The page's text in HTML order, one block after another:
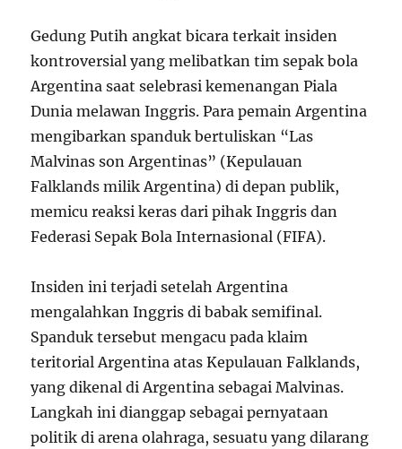
Gedung Putih angkat bicara terkait insiden
kontroversial yang melibatkan tim sepak bola
Argentina saat selebrasi kemenangan Piala
Dunia melawan Inggris. Para pemain Argentina
mengibarkan spanduk bertuliskan “Las
Malvinas son Argentinas” (Kepulauan
Falklands milik Argentina) di depan publik,
memicu reaksi keras dari pihak Inggris dan
Federasi Sepak Bola Internasional (FIFA).
Insiden ini terjadi setelah Argentina
mengalahkan Inggris di babak semifinal.
Spanduk tersebut mengacu pada klaim
teritorial Argentina atas Kepulauan Falklands,
yang dikenal di Argentina sebagai Malvinas.
Langkah ini dianggap sebagai pernyataan
politik di arena olahraga, sesuatu yang dilarang